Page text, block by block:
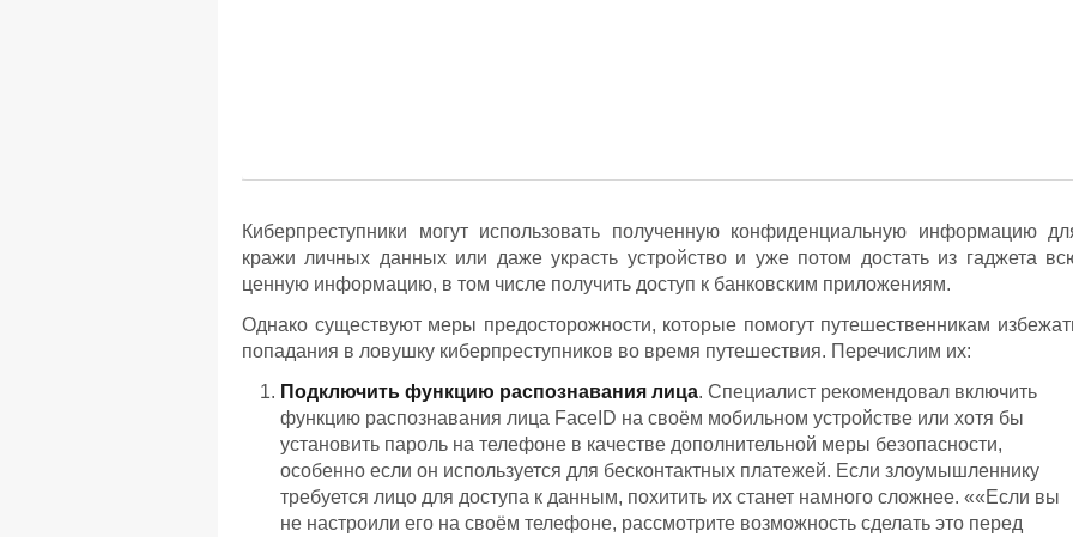
Киберпреступники могут использовать полученную конфиденциальную информацию
кражи личных данных или даже украсть устройство и уже потом достать из гаджета
ценную информацию, в том числе получить доступ к банковским приложениям.
Однако существуют меры предосторожности, которые помогут путешественникам
попадания в ловушку киберпреступников во время путешествия. Перечислим их:
Подключить функцию распознавания лица. Специалист рекомендовал включить
функцию распознавания лица FaceID на своём мобильном устройстве или хотя бы
установить пароль на телефоне в качестве дополнительной меры безопасности,
особенно если он используется для бесконтактных платежей. Если злоумышленнику
требуется лицо для доступа к данным, похитить их станет намного сложнее. ««Если вы
не настроили его на своём телефоне, рассмотрите возможность сделать это перед